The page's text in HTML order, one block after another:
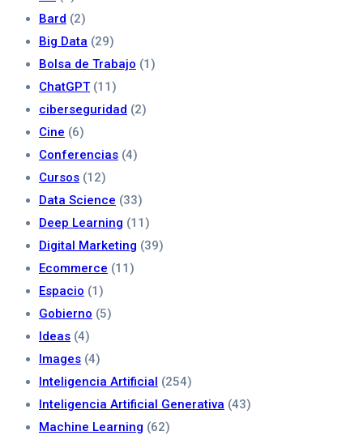
Bard (2)
Big Data (29)
Bolsa de Trabajo (1)
ChatGPT(11)
ciberseguridad (2)
Cine (6)
Conferencias (4)
Cursos (12)
Data Science (33)
Deep Learning (11)
Digital Marketing (39)
Ecommerce (11)
Espacio (1)
Gobierno (5)
Ideas (4)
Images (4)
Inteligencia Artificial (254)
Inteligencia Artificial Generativa (43)
Machine Learning (62)